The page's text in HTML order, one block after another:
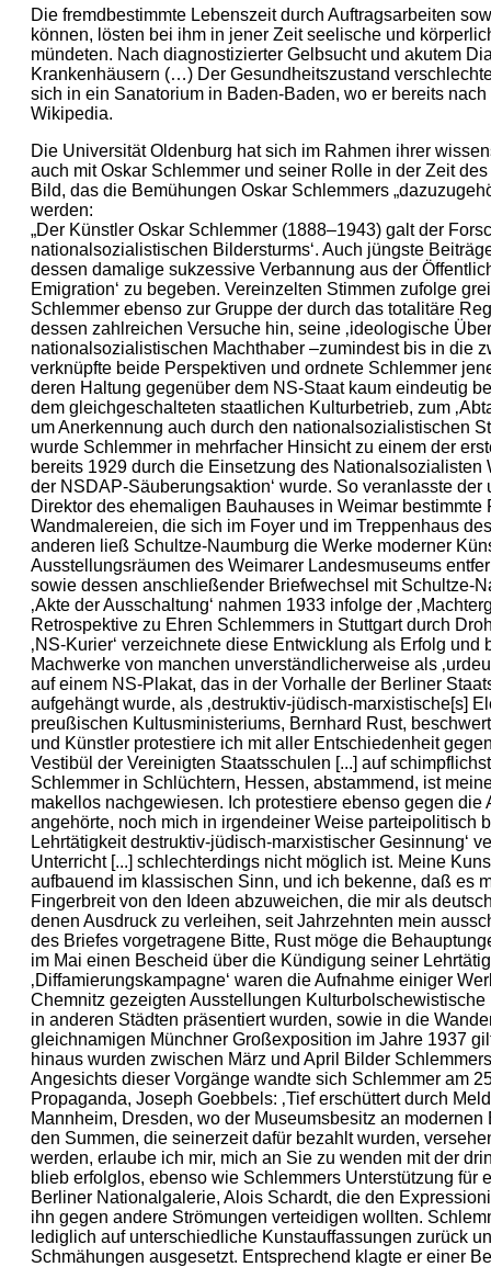
Die fremdbestimmte Lebenszeit durch Auftragsarbeiten
können, lösten bei ihm in jener Zeit seelische und
mündeten. Nach diagnostizierter Gelbsucht und akutem
Krankenhäusern (…) Der Gesundheitszustand
sich in ein Sanatorium in Baden-Baden, wo er bereits
Wikipedia.
Die Universität Oldenburg hat sich im Rahmen ihrer
auch mit Oskar Schlemmer und seiner Rolle in der Zeit
Bild, das die Bemühungen Oskar Schlemmers
werden:
„Der Künstler Oskar Schlemmer (1888–1943) galt der Forschung lange Zeit ausschließlich als ‚das erste Opfer des nationalsozialistischen Bildersturms‘. Auch jüngste Beiträge zur Rolle Schlemmers während der NS-Zeit betonen in erster Linie dessen damalige sukzessive Verbannung aus der Öffentlichkeit, die ihn schließlich veranlasste, sich in die sogenannte ‚innere Emigration‘ zu begeben. Vereinzelten Stimmen zufolge greift diese ‚Meistererzählung‘ jedoch zu kurz. Zwar zählen diese Schlemmer ebenso zur Gruppe der durch das totalitäre Regime unterdrückten Kulturschaffenden, weisen anderseits aber auf dessen zahlreichen Versuche hin, seine ‚ideologische Übereinstimmung‘ bzw. seine ‚Konformität‘ mit den Leitbildern der nationalsozialistischen Machthaber –zumindest bis in die zweite Hälfte der 1930er Jahre hinein –zu demonstrieren. Peter Hahn verknüpfte beide Perspektiven und ordnete Schlemmer jenem Kreis diffamierter, gleichwohl im Inland verbliebener Personen zu, deren Haltung gegenüber dem NS-Staat kaum eindeutig beurteilt werden könne: ‚Eine Tendenz zur Verweigerung gegenüber dem gleichgeschalteten staatlichen Kulturbetrieb, zum ‚Abtauchen‘ ist in dieser Gruppe ebenso anzutreffen wie die Bemühung um Anerkennung auch durch den nationalsozialistischen Staat und seine Funktionäre.‘ Bereits vor Anbruch des ‚Dritten Reiches‘ wurde Schlemmer in mehrfacher Hinsicht zu einem der ersten Leidtragenden der rigorosen NS-Kulturpolitik, als Thüringen bereits 1929 durch die Einsetzung des Nationalsozialisten Wilhelm Frick als Innen- und Bildungsminister zum ‚Experimentierfeld der NSDAP-Säuberungsaktion‘ wurde. So veranlasste der unter Frick für Heimatschutz und Denkmalpflege zuständige und zum Direktor des ehemaligen Bauhauses in Weimar bestimmte Paul Schultze-Naumburg im Herbst 1930 zum einen, Schlemmers Wandmalereien, die sich im Foyer und im Treppenhaus des Werkstattgebäudes des Bauhauses befanden, zu übertünchen. Zum anderen ließ Schultze-Naumburg die Werke moderner Künstler – einschließlich derjenigen Schlemmers – aus den Ausstellungsräumen des Weimarer Landesmuseums entfernen. Schlemmers öffentlicher Protest gegen diese Maßnahmen sowie dessen anschließender Briefwechsel mit Schultze-Naumburg zeigten keine Wirkung. Im Gegenteil: Die etappenweisen ‚Akte der Ausschaltung‘ nahmen 1933 infolge der ‚Machtergreifung‘ an Fahrt auf. Zunächst wurde im März die Eröffnung einer Retrospektive zu Ehren Schlemmers in Stuttgart durch Drohgebärden lokaler NS-Repräsentanten verhindert. Der Stuttgarter ‚NS-Kurier‘ verzeichnete diese Entwicklung als Erfolg und bezeichnete Schlemmer als ‚Gegner‘ und ‚Kunstbolschewist, dessen Machwerke von manchen unverständlicherweise als ‚urdeutsche Kunst‘ bezeichnet würden. Nur einen Monat später wurde er auf einem NS-Plakat, das in der Vorhalle der Berliner Staatsschule für freie und angewandte Kunst, an der er seit 1932 lehrte, aufgehängt wurde, als ‚destruktiv-jüdisch-marxistische[s] Element‘ geschmäht. In einem Schreiben an den damaligen Leiter des preußischen Kultusministeriums, Bernhard Rust, beschwerte sich Schlemmer anschließend vehement: ‚Als deutscher Mensch und Künstler protestiere ich mit aller Entschiedenheit gegen die Verdächtigung, ein Jude zu sein als welcher ich gestern im Vestibül der Vereinigten Staatsschulen [...] auf schimpflichste Weise gebrandmarkt wurde. Von dem Rektoren und Präzeptoren Schlemmer in Schlüchtern, Hessen, abstammend, ist meine christlich-protestantische Herkunft bis zum Dreißigjährigen Krieg makellos nachgewiesen. Ich protestiere ebenso gegen die Anschuldigung, ein Marxist zu sein, da ich niemals einer Partei angehörte, noch mich in irgendeiner Weise parteipolitisch betätigte. Ich protestiere gegen die Beschuldigung, mich in meiner Lehrtätigkeit destruktiv-jüdisch-marxistischer Gesinnung‘ verdächtig gemacht zu haben, weil dies in meinem gegenwärtigen Unterricht [...] schlechterdings nicht möglich ist. Meine Kunst gilt in weiten Kreisen, nicht zuletzt auch des Auslandes, als typisch aufbauend im klassischen Sinn, und ich bekenne, daß es mir als Mensch und Künstler unmöglich sein würde, auch nur einen Fingerbreit von den Ideen abzuweichen, die mir als deutschem Christen in meinem Vaterland in die Seele gepflanzt wurden, und denen Ausdruck zu verleihen, seit Jahrzehnten mein ausschließliches Bestreben gilt.‘ Doch Schlemmers im weiteren Verlauf des Briefes vorgetragene Bitte, Rust möge die Behauptungen öffentlich widerlegen, blieb unbeantwortet. Stattdessen erhielt er im Mai einen Bescheid über die Kündigung seiner Lehrtätigkeit zum 1. September 1933. Weitere Ausläufer der ‚Diffamierungskampagne‘ waren die Aufnahme einiger Werke Schlemmers in die von April / Mai bis Juni in Mannheim bzw. Chemnitz gezeigten Ausstellungen Kulturbolschewistische Bilder und Kunst, die nicht aus unserer Seele kam, die zum Teil auch in anderen Städten präsentiert wurden, sowie in die Wanderausstellung Entartete Kunst, die als Vorgängerausstellung der gleichnamigen Münchner Großexposition im Jahre 1937 gilt und im Herbst 1933